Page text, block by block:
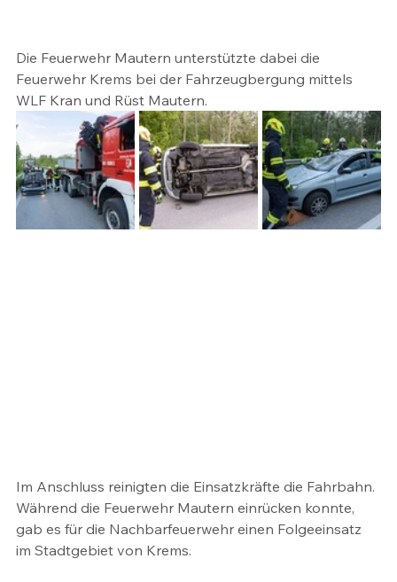
Die Feuerwehr Mautern unterstützte dabei die
Feuerwehr Krems bei der Fahrzeugbergung mittels
WLF Kran und Rüst Mautern.
Im Anschluss reinigten die Einsatzkräfte die Fahrbahn.
Während die Feuerwehr Mautern einrücken konnte,
gab es für die Nachbarfeuerwehr einen Folgeeinsatz
im Stadtgebiet von Krems.